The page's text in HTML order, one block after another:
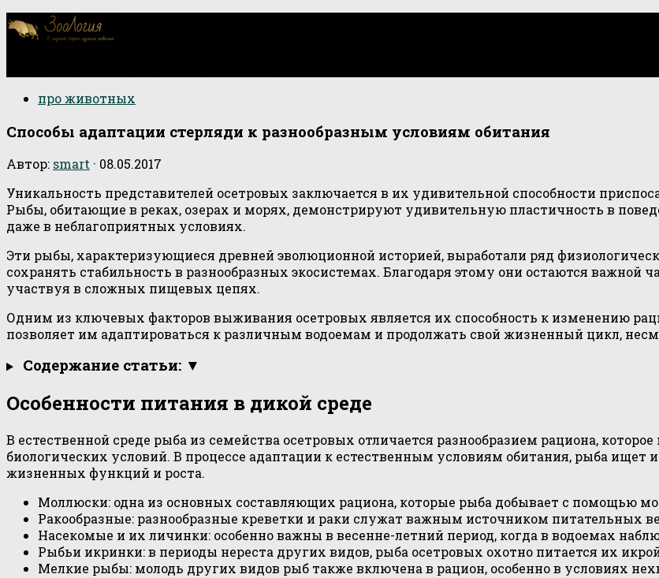
про животных
Способы адаптации стерляди к разнообразным условиям обитания
Автор: smart · 08.05.2017
Уникальность представителей осетровых заключается в их удивительной способности
Рыбы, обитающие в реках, озерах и морях, демонстрируют удивительную пластичность в
даже в неблагоприятных условиях.
Эти рыбы, характеризующиеся древней эволюционной историей, выработали ряд
сохранять стабильность в разнообразных экосистемах. Благодаря этому они остаются
участвуя в сложных пищевых цепях.
Одним из ключевых факторов выживания осетровых является их способность к изменению
позволяет им адаптироваться к различным водоемам и продолжать свой жизненный цикл,
Содержание статьи: ▼
Особенности питания в дикой среде
В естественной среде рыба из семейства осетровых отличается разнообразием рациона,
биологических условий. В процессе адаптации к естественным условиям обитания, рыба
жизненных функций и роста.
Моллюски: одна из основных составляющих рациона, которые рыба добывает с помощью
Ракообразные: разнообразные креветки и раки служат важным источником питательных
Насекомые и их личинки: особенно важны в весенне-летний период, когда в водоемах
Рыбьи икринки: в периоды нереста других видов, рыба осетровых охотно питается их
Мелкие рыбы: молодь других видов рыб также включена в рацион, особенно в условиях